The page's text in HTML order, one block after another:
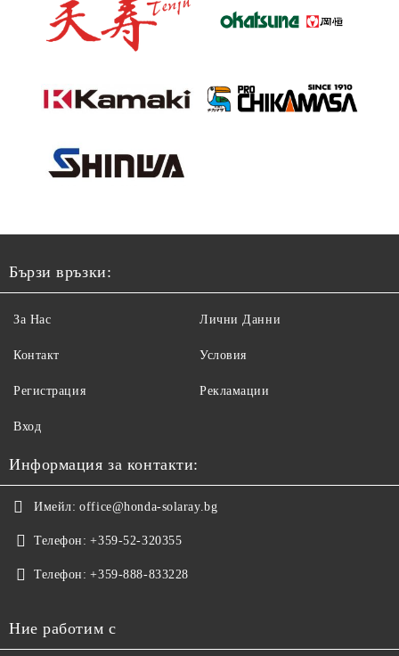
Бързи връзки:
За Нас
Контакт
Регистрация
Вход
Лични Данни
Условия
Рекламации
Информация за контакти:
Имейл: office@honda-solaray.bg
Телефон: +359-52-320355
Телефон: +359-888-833228
Ние работим с